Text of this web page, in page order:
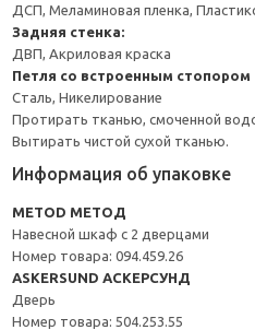
ДСП, Меламиновая пленка,
Задняя стенка:
ДВП, Акриловая краска
Петля со встроенным стопором
Сталь, Никелирование
Протирать тканью, смоченной
Вытирать чистой сухой тканью.
Информация об упаковке
METOD МЕТОД
Навесной шкаф с 2 дверцами
Номер товара: 094.459.26
ASKERSUND АСКЕРСУНД
Дверь
Номер товара: 504.253.55